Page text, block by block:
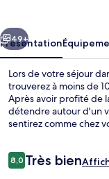
cyprien
Suivant
49+
Présentation
Lors de votre séjour
trouverez à moins de
Après avoir profité de
détendre autour d'un
sentirez comme chez
gratuit.
Avis
voyageurs
8,08,0 sur 10
Très bien